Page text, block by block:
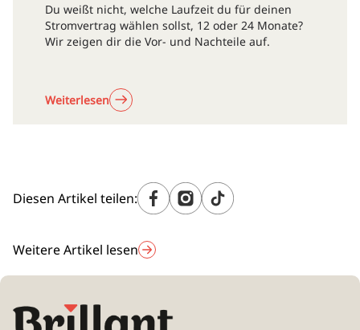
Du weißt nicht, welche Laufzeit du für deinen
Stromvertrag wählen sollst, 12 oder 24 Monate?
Wir zeigen dir die Vor- und Nachteile auf.
Weiterlesen
Diesen Artikel teilen:
Weitere Artikel lesen